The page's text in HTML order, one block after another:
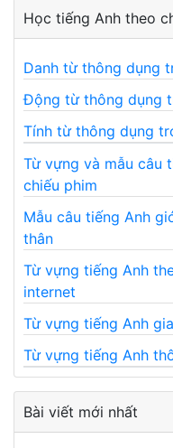
Học tiếng Anh theo
Danh từ thông dụng
Động từ thông dụng
Tính từ thông dụng
Từ vựng và mẫu câu
chiếu phim
Mẫu câu tiếng Anh
thân
Từ vựng tiếng Anh
internet
Từ vựng tiếng Anh
Từ vựng tiếng Anh
Bài viết mới nhất